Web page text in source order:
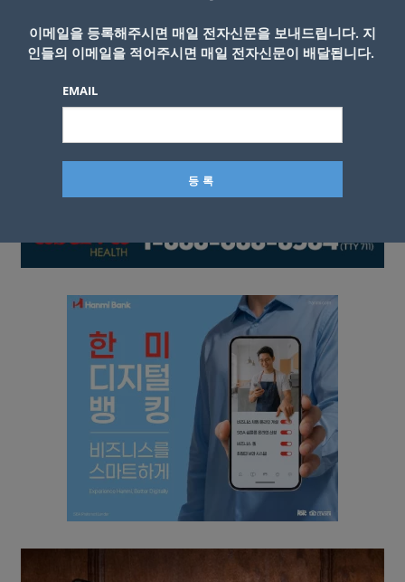
이메일을 등록해주시면 매일 전자신문을 보내드립니다. 지
인들의 이메일을 적어주시면 매일 전자신문이 배달됩니다.
EMAIL